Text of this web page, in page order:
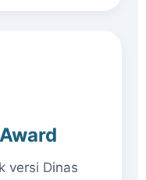
versi Dinas